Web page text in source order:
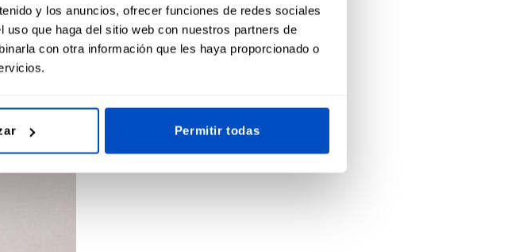
y los anuncios, ofrecer funciones de redes sociales
que haga del sitio web con nuestros partners de
con otra información que les haya proporcionado o
Permitir todas